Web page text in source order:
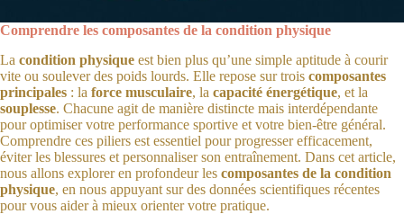
Comprendre les composantes de la condition physique
La condition physique est bien plus qu’une simple aptitude à courir
vite ou soulever des poids lourds. Elle repose sur trois composantes
principales : la force musculaire, la capacité énergétique, et la
souplesse. Chacune agit de manière distincte mais interdépendante
pour optimiser votre performance sportive et votre bien-être général.
Comprendre ces piliers est essentiel pour progresser efficacement,
éviter les blessures et personnaliser son entraînement. Dans cet article,
nous allons explorer en profondeur les composantes de la condition
physique, en nous appuyant sur des données scientifiques récentes
pour vous aider à mieux orienter votre pratique.